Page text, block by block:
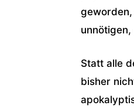
Statt alle
bisher